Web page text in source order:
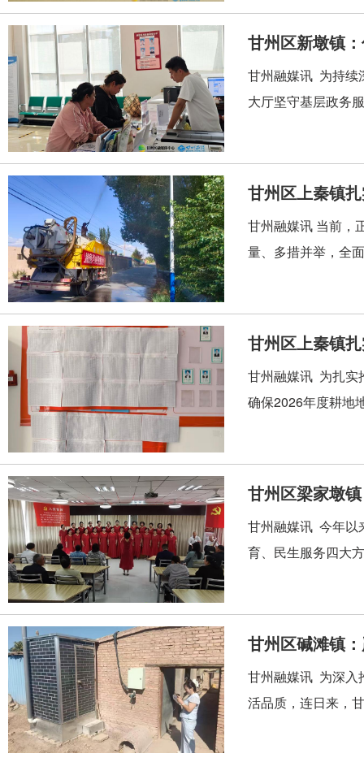
甘州区新墩镇
甘州融媒讯 为持续
大厅坚守基层政务
甘州区上秦镇
甘州融媒讯 当前，
量、多措并举，全
甘州区上秦镇
甘州融媒讯 为扎实
确保2026年度耕地
甘州区梁家墩
甘州融媒讯 今年以
育、民生服务四大
甘州区碱滩镇
甘州融媒讯 为深入
活品质，连日来，